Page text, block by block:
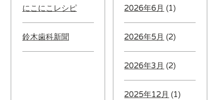
にこにこレシピ
鈴木歯科新聞
2026年6月 (1)
2026年5月 (2)
2026年3月 (2)
2025年12月 (1)